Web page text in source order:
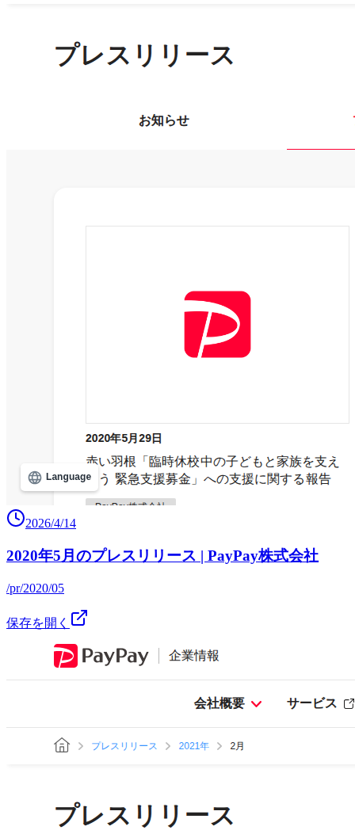
2026/4/14
2020年5月のプレスリリース | PayPay株式会社
/pr/2020/05
保存を開く